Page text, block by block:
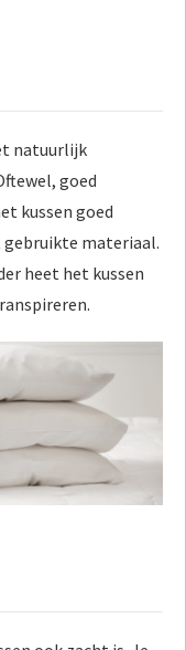
natuurlijk
goed
kussen goed
materiaal.
heet het kussen